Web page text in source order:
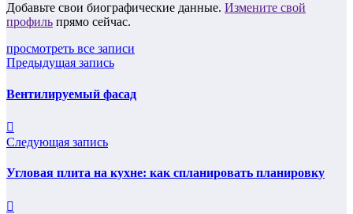
Добавьте свои биографические данные. Измените свой
профиль прямо сейчас.
просмотреть все записи
Предыдущая запись
Bентилируемый фасад
Следующая запись
Угловая плита на кухне: как спланировать планировку